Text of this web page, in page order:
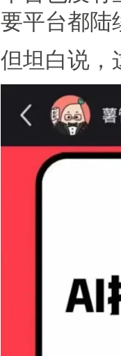
要平台都陆
但坦白说，